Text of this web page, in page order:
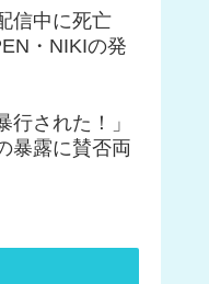
信中に死亡
・NIKIの発
行された！」
暴露に賛否両